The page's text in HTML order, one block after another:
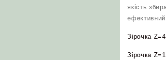
якість
Зірочка
Зірочка